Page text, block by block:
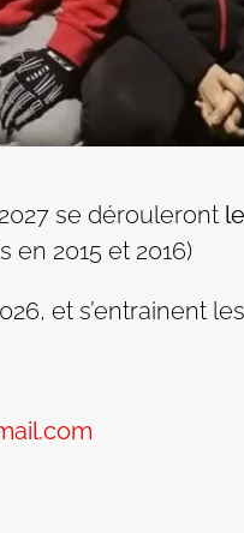
se dérouleront
2015 et 2016)
et s’entrainent